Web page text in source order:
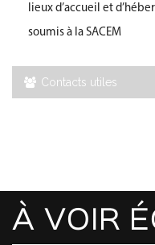
lieux d’accueil et
soumis à la SACEM
Contacts utiles
À VOIR